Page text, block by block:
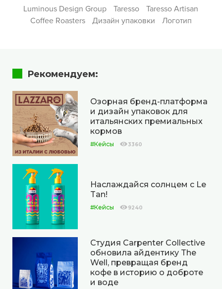
Luminous Design Group Taresso
Taresso Artisan
Coffee Roasters
Дизайн упаковки Логотип
Рекомендуем:
Озорная бренд-платформа
и дизайн упаковок для
итальянских премиальных
кормов
#Кейсы 3360
Наслаждайся солнцем с Le
Tan!
#Кейсы 9240
Студия Carpenter Collective
обновила айдентику The
Well, превращая бренд
кофе в историю о доброте
и воде